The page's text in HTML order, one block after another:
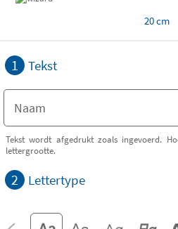
20 cm
1 Tekst
Tekst wordt afgedrukt zoals ingevoerd.
lettergrootte.
2 Lettertype